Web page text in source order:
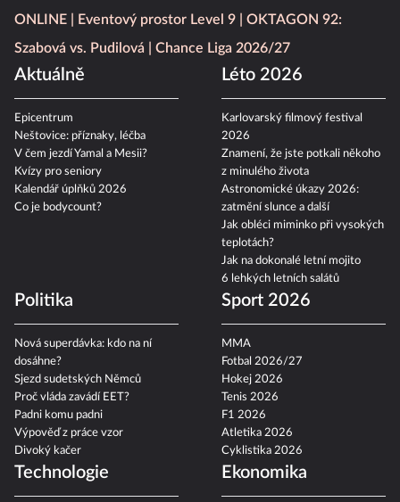
ONLINE
Eventový prostor Level 9
OKTAGON 92:
Szabová vs. Pudilová
Chance Liga 2026/27
Aktuálně
Epicentrum
Neštovice: příznaky, léčba
V čem jezdí Yamal a Mesii?
Kvízy pro seniory
Kalendář úplňků 2026
Co je bodycount?
Léto 2026
Karlovarský filmový festival
2026
Znamení, že jste potkali někoho
z minulého života
Astronomické úkazy 2026:
zatmění slunce a další
Jak obléci miminko při vysokých
teplotách?
Jak na dokonalé letní mojito
6 lehkých letních salátů
Politika
Nová superdávka: kdo na ní
dosáhne?
Sjezd sudetských Němců
Proč vláda zavádí EET?
Padni komu padni
Výpověď z práce vzor
Divoký kačer
Sport 2026
MMA
Fotbal 2026/27
Hokej 2026
Tenis 2026
F1 2026
Atletika 2026
Cyklistika 2026
Technologie Ekonomika